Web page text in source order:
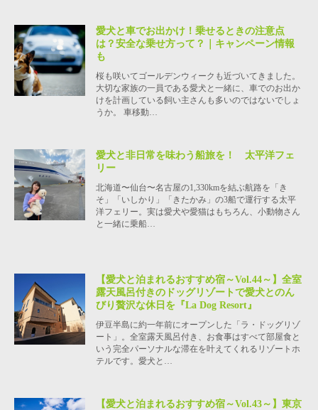
愛犬と車でお出かけ！乗せるときの注意点
は？安全な乗せ方って？｜キャンペーン情報
も
桜も咲いてゴールデンウィークも近づいてきました。
大切な家族の一員である愛犬と一緒に、車でのお出か
けを計画している飼い主さんも多いのではないでしょ
うか。 車移動…
愛犬と非日常を味わう船旅を！ 太平洋フェ
リー
北海道〜仙台〜名古屋の1,330kmを結ぶ航路を「き
そ」「いしかり」「きたかみ」の3船で運行する太平
洋フェリー。実は愛犬や愛猫はもちろん、小動物さん
と一緒に乗船…
【愛犬と泊まれるおすすめ宿～Vol.44～】全室
露天風呂付きのドッグリゾートで愛犬とのん
びり贅沢な休日を『La Dog Resort』
伊豆半島に約一年前にオープンした「ラ・ドッグリゾ
ート」。全室露天風呂付き、お食事はすべて部屋食と
いう完全パーソナルな滞在を叶えてくれるリゾートホ
テルです。愛犬と…
【愛犬と泊まれるおすすめ宿～Vol.43～】東京